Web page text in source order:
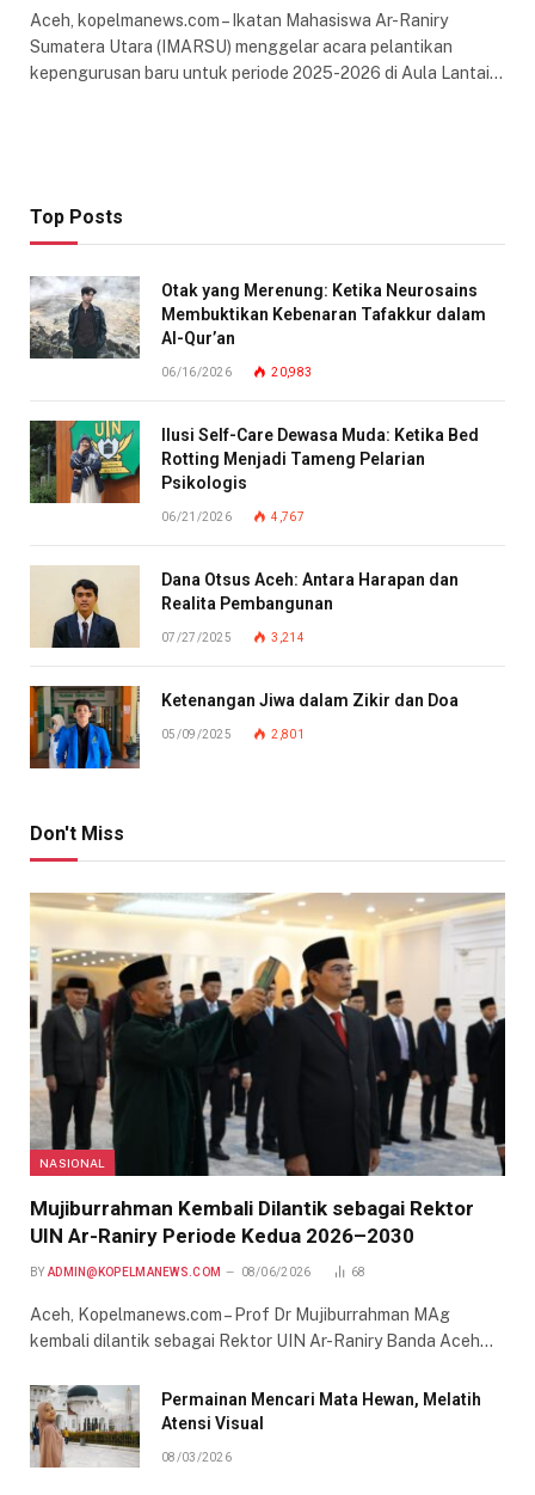
Aceh, kopelmanews.com – Ikatan Mahasiswa Ar-Raniry
Sumatera Utara (IMARSU) menggelar acara pelantikan
kepengurusan baru untuk periode 2025-2026 di Aula Lantai…
Top Posts
Otak yang Merenung: Ketika Neurosains
Membuktikan Kebenaran Tafakkur dalam
Al-Qur’an
06/16/2026 20,983
Ilusi Self-Care Dewasa Muda: Ketika Bed
Rotting Menjadi Tameng Pelarian
Psikologis
06/21/2026 4,767
Dana Otsus Aceh: Antara Harapan dan
Realita Pembangunan
07/27/2025 3,214
Ketenangan Jiwa dalam Zikir dan Doa
05/09/2025 2,801
Don't Miss
NASIONAL
Mujiburrahman Kembali Dilantik sebagai Rektor
UIN Ar-Raniry Periode Kedua 2026–2030
BY ADMIN@KOPELMANEWS.COM 08/06/2026 68
Aceh, Kopelmanews.com – Prof Dr Mujiburrahman MAg
kembali dilantik sebagai Rektor UIN Ar-Raniry Banda Aceh…
Permainan Mencari Mata Hewan, Melatih
Atensi Visual
08/03/2026